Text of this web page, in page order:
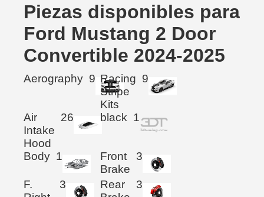
Piezas disponibles para
Ford Mustang 2 Door
Convertible 2024-2025
Aerography 9 Racing
Stripe
Kits
9
Air
Intake
Hood
26 black 1
Body 1
Front
Brake
3
F.
3
Rear
3